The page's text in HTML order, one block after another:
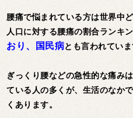
腰痛で悩まれている方は世界中
人口に対する腰痛の割合ランキン
おり、国民病とも言われていま
ぎっくり腰などの急性的な痛み
ている人の多くが、生活のなか
くあります。